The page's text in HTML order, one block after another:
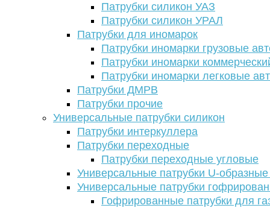
Патрубки силикон УАЗ
Патрубки силикон УРАЛ
Патрубки для иномарок
Патрубки иномарки грузовые
Патрубки иномарки
Патрубки иномарки легковые
Патрубки ДМРВ
Патрубки прочие
Универсальные патрубки силикон
Патрубки интеркуллера
Патрубки переходные
Патрубки переходные угловые
Универсальные патрубки U-
Универсальные патрубки
Гофрированные патрубки для